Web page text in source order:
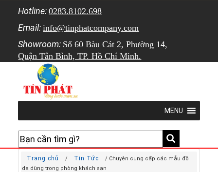
Hotline: 0283.8102.698
Email: info@tinphatcompany.com
Showroom: Số 60 Bàu Cát 2, Phường 14,
Quận Tân Bình, TP. Hồ Chí Minh.
MENU
Trang chủ / Tin Tức
/ Chuyên cung cấp các mẫu đồ
da dùng trong phòng khách sạn